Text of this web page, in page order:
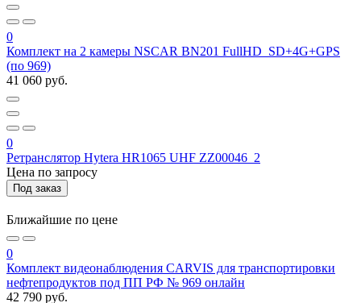
0
Комплект на 2 камеры NSCAR BN201 FullHD_SD+4G+GPS
(по 969)
41 060 руб.
0
Ретранслятор Hytera HR1065 UHF ZZ00046_2
Цена по запросу
Под заказ
Ближайшие по цене
0
Комплект видеонаблюдения CARVIS для транспортировки
нефтепродуктов под ПП РФ № 969 онлайн
42 790 руб.